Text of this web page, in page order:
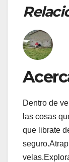
Dentro de
las cosas
que librate